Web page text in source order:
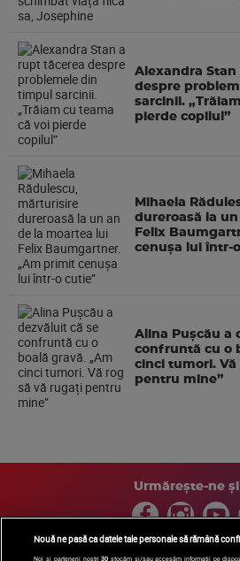
Alexandra
despre
sarcinii.
pierde copilul”
Mihaela
dureroasă la
Felix
cenușa lui într-
Alina Pușcău a
confruntă cu o
cinci tumori. Vă
pentru mine”
Urmărește-ne
Nouă ne pasă ca datele tale personale să rămână
Noi și partenerii noștri30 stocăm și/sau accesăm informații pe